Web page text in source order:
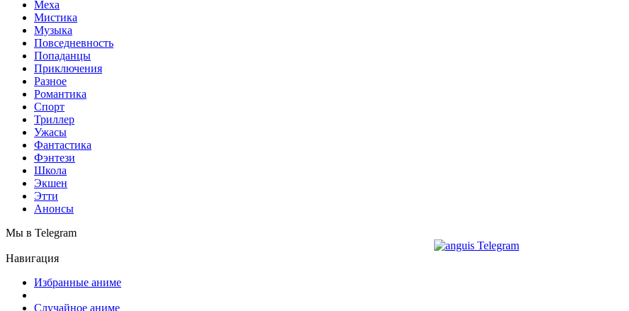
Меха
Мистика
Музыка
Повседневность
Попаданцы
Приключения
Разное
Романтика
Спорт
Триллер
Ужасы
Фантастика
Фэнтези
Школа
Экшен
Этти
Анонсы
Мы в Telegram
Навигация
Избранные аниме
Случайное аниме